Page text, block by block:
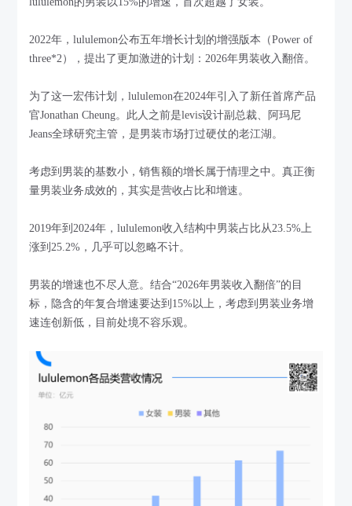
2022年，lululemon公布五年增长计划的增强版本（Power of
three*2），提出了更加激进的计划：2026年男装收入翻倍。
为了这一宏伟计划，lululemon在2024年引入了新任首席产品
官Jonathan Cheung。此人之前是levis设计副总裁、阿玛尼
Jeans全球研究主管，是男装市场打过硬仗的老江湖。
考虑到男装的基数小，销售额的增长属于情理之中。真正衡
量男装业务成效的，其实是营收占比和增速。
2019年到2024年，lululemon收入结构中男装占比从23.5%上
涨到25.2%，几乎可以忽略不计。
男装的增速也不尽人意。结合“2026年男装收入翻倍”的目
标，隐含的年复合增速要达到15%以上，考虑到男装业务增
速连创新低，目前处境不容乐观。